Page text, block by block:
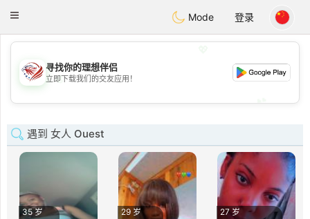
Dating
Toggle
Mode 登录
💖
💕
寻找你的理想伴侣
立即下载我们的交友应用！
遇到 女人 Ouest
35 岁
29 岁
27 岁